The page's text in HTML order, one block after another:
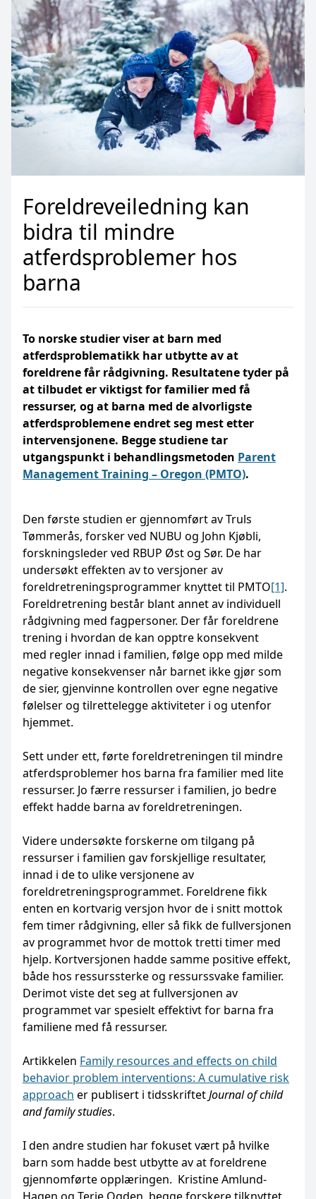
Foreldreveiledning kan
bidra til mindre
atferdsproblemer hos
barna
To norske studier viser at barn med
atferdsproblematikk har utbytte av at
foreldrene får rådgivning. Resultatene tyder på
at tilbudet er viktigst for familier med få
ressurser, og at barna med de alvorligste
atferdsproblemene endret seg mest etter
intervensjonene. Begge studiene tar
utgangspunkt i behandlingsmetoden Parent
Management Training – Oregon (PMTO).
Den første studien er gjennomført av Truls
Tømmerås, forsker ved NUBU og John Kjøbli,
forskningsleder ved RBUP Øst og Sør. De har
undersøkt effekten av to versjoner av
foreldretreningsprogrammer knyttet til PMTO[1].
Foreldretrening består blant annet av individuell
rådgivning med fagpersoner. Der får foreldrene
trening i hvordan de kan opptre konsekvent
med regler innad i familien, følge opp med milde
negative konsekvenser når barnet ikke gjør som
de sier, gjenvinne kontrollen over egne negative
følelser og tilrettelegge aktiviteter i og utenfor
hjemmet.
Sett under ett, førte foreldretreningen til mindre
atferdsproblemer hos barna fra familier med lite
ressurser. Jo færre ressurser i familien, jo bedre
effekt hadde barna av foreldretreningen.
Videre undersøkte forskerne om tilgang på
ressurser i familien gav forskjellige resultater,
innad i de to ulike versjonene av
foreldretreningsprogrammet. Foreldrene fikk
enten en kortvarig versjon hvor de i snitt mottok
fem timer rådgivning, eller så fikk de fullversjonen
av programmet hvor de mottok tretti timer med
hjelp. Kortversjonen hadde samme positive effekt,
både hos ressurssterke og ressurssvake familier.
Derimot viste det seg at fullversjonen av
programmet var spesielt effektivt for barna fra
familiene med få ressurser.
Artikkelen Family resources and effects on child
behavior problem interventions: A cumulative risk
approach er publisert i tidsskriftetJournal of child
and family studies.
I den andre studien har fokuset vært på hvilke
barn som hadde best utbytte av at foreldrene
gjennomførte opplæringen. Kristine Amlund-